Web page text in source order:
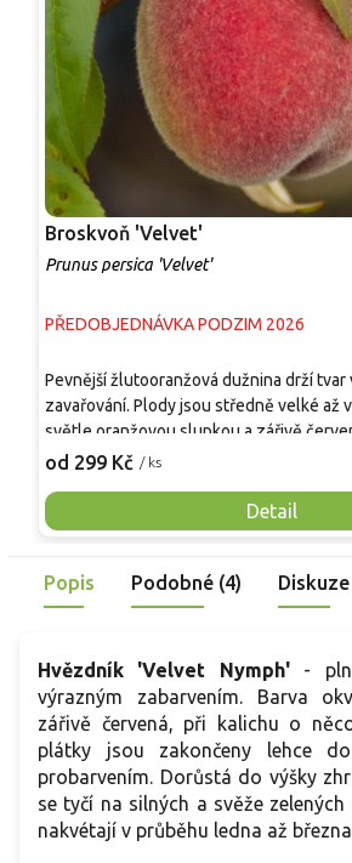
Broskvoň 'Velvet'
Prunus persica 'Velvet'
PŘEDOBJEDNÁVKA PODZIM 2026
od 299 Kč / ks
Detail
Pevnější žlutooranžová dužnina drží tvar
zavařování. Plody jsou středně velké až
světle oranžovou slupkou a zářivě
zhruba na polovině povrchu. Chuť je
proto se výborně hodí pro kuchyňské
roste středně bujně, plodí pravidelně a
nepotřebuje opylovače. Odrůda je
a kadeřavosti.
Popis Podobné (4) Diskuze
Hvězdník 'Velvet Nymph'-
výrazným zabarvením. Barva
zářivě červená, při kalichu o
plátky jsou zakončeny lehce
probarvením. Dorůstá do výšky
se tyčí na silných a svěže
nakvétají v průběhu ledna až